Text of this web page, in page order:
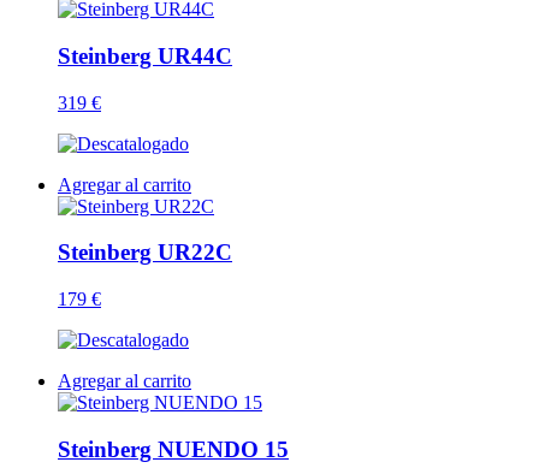
Steinberg UR44C
319 €
Agregar al carrito
Steinberg UR22C
179 €
Agregar al carrito
Steinberg NUENDO 15